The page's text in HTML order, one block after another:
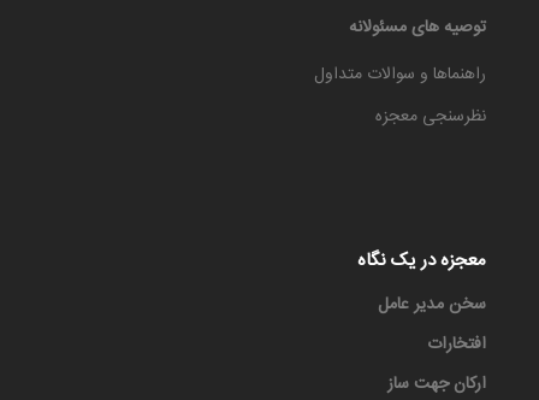
توصیه های مسئولانه
راهنماها و سوالات متداول
نظرسنجی معجزه
معجزه در یک نگاه
سخن مدیر عامل
افتخارات
ارکان جهت ساز